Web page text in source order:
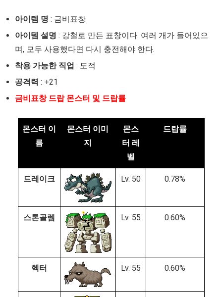
아이템 명 : 금비표창
아이템 설명 : 강철로 만든 표창이다. 여러 개가 들어있으
며, 모두 사용했다면 다시 충전해야 한다.
착용 가능한 직업 : 도적
공격력 : +21
금비표창 드랍 몬스터 및 드랍률
몬스터 이
름
몬스터 이미
지
몬스
터 레
벨
드랍률
드레이크 Lv. 50 0.78%
스톤골렘 Lv. 55 0.60%
헥터 Lv. 55 0.60%